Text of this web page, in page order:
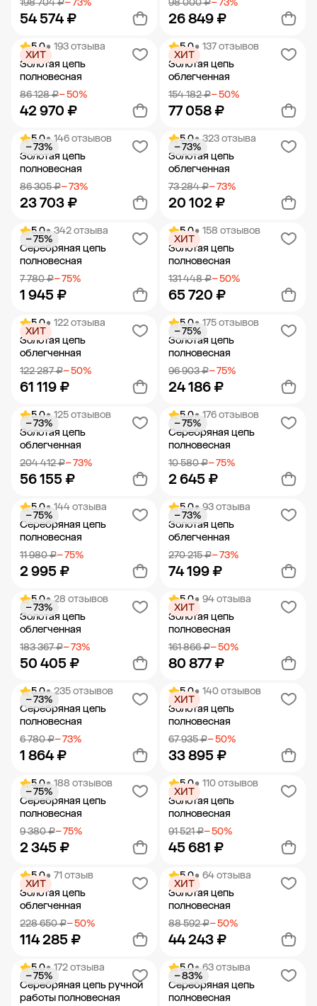
198 704 ₽− 73%
54 574 ₽
Добавить в корзину
98 000 ₽− 73%
26 849 ₽
Добавить в корзину
5.0• 193 отзыва
Золотая цепь
полновесная
86 128 ₽− 50%
42 970 ₽
ХИТ
Добавить в корзину
5.0• 137 отзывов
Золотая цепь
облегченная
154 182 ₽− 50%
77 058 ₽
ХИТ
Добавить в корзину
5.0• 146 отзывов
Золотая цепь
полновесная
86 305 ₽− 73%
23 703 ₽
− 73%
Добавить в корзину
5.0• 323 отзыва
Золотая цепь
облегченная
73 284 ₽− 73%
20 102 ₽
− 73%
Добавить в корзину
5.0• 342 отзыва
Серебряная цепь
полновесная
7 780 ₽− 75%
1 945 ₽
− 75%
Добавить в корзину
5.0• 158 отзывов
Золотая цепь
полновесная
131 448 ₽− 50%
65 720 ₽
ХИТ
Добавить в корзину
5.0• 122 отзыва
Золотая цепь
облегченная
122 287 ₽− 50%
61 119 ₽
ХИТ
Добавить в корзину
5.0• 175 отзывов
Золотая цепь
полновесная
96 903 ₽− 75%
24 186 ₽
− 75%
Добавить в корзину
5.0• 125 отзывов
Золотая цепь
облегченная
204 412 ₽− 73%
56 155 ₽
− 73%
Добавить в корзину
5.0• 176 отзывов
Серебряная цепь
полновесная
10 580 ₽− 75%
2 645 ₽
− 75%
Добавить в корзину
5.0• 144 отзыва
Серебряная цепь
полновесная
11 980 ₽− 75%
2 995 ₽
− 75%
Добавить в корзину
5.0• 93 отзыва
Золотая цепь
облегченная
270 215 ₽− 73%
74 199 ₽
− 73%
Добавить в корзину
5.0• 28 отзывов
Золотая цепь
облегченная
183 367 ₽− 73%
50 405 ₽
− 73%
Добавить в корзину
5.0• 94 отзыва
Золотая цепь
полновесная
161 866 ₽− 50%
80 877 ₽
ХИТ
Добавить в корзину
5.0• 235 отзывов
Серебряная цепь
полновесная
6 780 ₽− 73%
1 864 ₽
− 73%
Добавить в корзину
5.0• 140 отзывов
Золотая цепь
полновесная
67 935 ₽− 50%
33 895 ₽
ХИТ
Добавить в корзину
5.0• 188 отзывов
Серебряная цепь
полновесная
9 380 ₽− 75%
2 345 ₽
− 75%
Добавить в корзину
5.0• 110 отзывов
Золотая цепь
полновесная
91 521 ₽− 50%
45 681 ₽
ХИТ
Добавить в корзину
5.0• 71 отзыв
Золотая цепь
облегченная
228 650 ₽− 50%
114 285 ₽
ХИТ
Добавить в корзину
5.0• 64 отзыва
Золотая цепь
полновесная
88 592 ₽− 50%
44 243 ₽
ХИТ
Добавить в корзину
5.0• 172 отзыва
Серебряная цепь ручной
работы полновесная
− 75%
5.0• 63 отзыва
Серебряная цепь
полновесная
− 83%